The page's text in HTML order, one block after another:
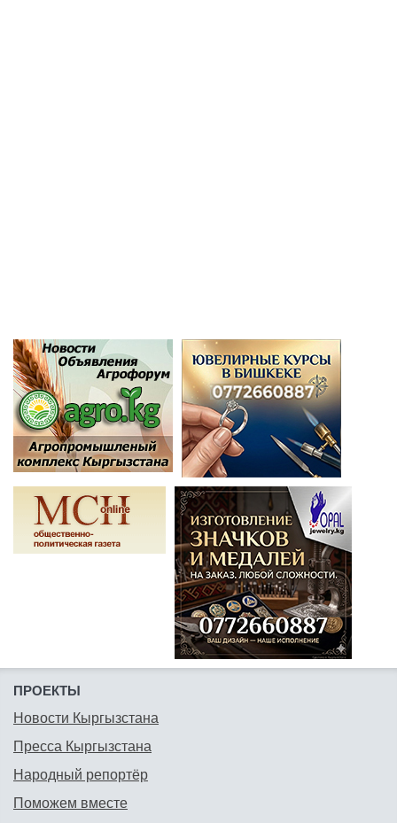
ПРОЕКТЫ
Новости Кыргызстана
Пресса Кыргызстана
Народный репортёр
Поможем вместе